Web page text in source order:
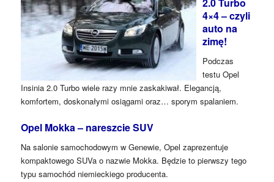
4×4 – czyli
auto na
zimę!
Podczas
testu Opel
Insinia 2.0 Turbo wiele razy mnie zaskakiwał. Elegancją,
komfortem, doskonałymi osiągami oraz… sporym spalaniem.
Opel Mokka – nareszcie SUV
Na salonie samochodowym w Genewie, Opel zaprezentuje
kompaktowego SUVa o nazwie Mokka. Będzie to pierwszy tego
typu samochód niemieckiego producenta.